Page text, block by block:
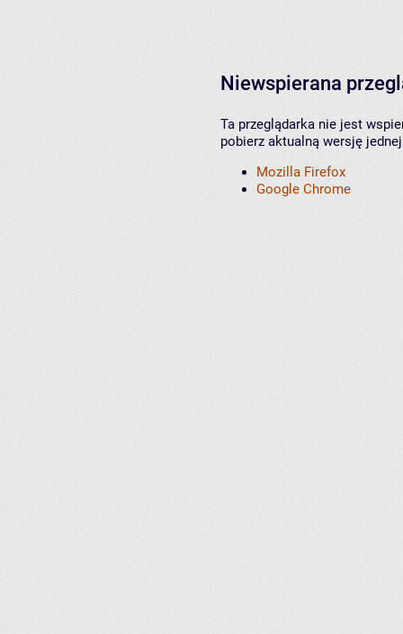
Niewspierana
Ta przeglądarka nie jest
pobierz aktualną wersję
Mozilla Firefox
Google Chrome